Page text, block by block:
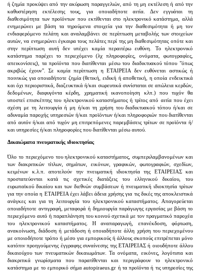
ή ζημία προκύψει από την ακύρωση παραγγελιών, από τη μη εκτέλεση ή από την
καθυστέρηση εκτέλεσης τους, για οποιαδήποτε αιτία. Δεν εγγυάται τη
διαθεσιμότητα των προϊόντων που εκτίθενται στο ηλεκτρονικό κατάστημα, αλλά
ενημερώνει με βάση τα τηρούμενα στοιχεία για την διαθεσιμότητα ή μη τον
ενδιαφερόμενο πελάτη και αναλαμβάνει σε περίπτωση μεταβολής των στοιχείων
αυτών, να ενημερώνει έγκαιρα τους πελάτες περί της μη διαθεσιμότητας οπότε και
στην περίπτωση αυτή δεν υπέχει καμία περαιτέρω ευθύνη. Το ηλεκτρονικό
κατάστημα παρέχει το περιεχόμενο (λχ πληροφορίες, ονόματα, φωτογραφίες,
απεικονίσεις), τα προϊόντα που διατίθενται μέσω του διαδικτυακού τόπου "όπως
ακριβώς έχουν". Σε καμία περίπτωση η ΕΤΑΙΡΕΙΑ δεν ευθύνεται αστικώς ή
ποινικώς για οποιαδήποτε ζημία (θετική, ειδική ή αποθετική, η οποία ενδεικτικά
και όχι περιοριστικά, διαζευκτικά ή/και σωρευτικά συνίσταται σε απώλεια κερδών,
δεδομένων, διαφυγόντα κέρδη, χρηματική ικανοποίηση κλπ.) που τυχόν θα
υποστεί επισκέπτης του ηλεκτρονικού καταστήματος ή τρίτος από αιτία που έχει
σχέση με τη λειτουργία ή μη ή/και τη χρήση του διαδικτυακού τόπου ή/και σε
αδυναμία παροχής υπηρεσιών ή/και προϊόντων ή/και πληροφοριών που διατίθενται
από αυτόν ή/και από τυχόν μη επιτρεπόμενες παρεμβάσεις τρίτων σε προϊόντα ή/
και υπηρεσίες ή/και πληροφορίες που διατίθενται μέσω αυτού.
Δικαιώματα πνευματικής ιδιοκτησίας
Όλο το περιεχόμενο του ηλεκτρονικού καταστήματος, συμπεριλαμβανομένων και
των διακριτικών τίτλων, σημάτων, εικόνων, γραφικών, φωτογραφιών, σχεδίων,
κειμένων κ.λ.π. αποτελούν την πνευματική ιδιοκτησία της ΕΤΑΙΡΕΙΑΣ και
προστατεύονται κατά τις σχετικές διατάξεις του ελληνικού δικαίου, του
ευρωπαϊκού δικαίου και των διεθνών συμβάσεων ή πνευματική ιδιοκτησία τρίτων
για την οποία η ΕΤΑΙΡΕΙΑ έχει λάβει άδεια χρήσης για τις δικές της αποκλειστικά
ανάγκες και για τη λειτουργία του ηλεκτρονικού καταστήματος. Απαγορεύεται
οποιαδήποτε αντιγραφή, μεταφορά ή δημιουργία παράγωγης εργασίας με βάση το
περιεχόμενο αυτό ή παραπλάνηση του κοινού σχετικά με τον πραγματικό παροχέα
του ηλεκτρονικού καταστήματος. Η αναπαραγωγή, επανέκδοση, φόρτωση,
ανακοίνωση, διάδοση ή μετάδοση ή οποιαδήποτε άλλη χρήση του περιεχομένου
με οποιοδήποτε τρόπο ή μέσο για εμπορικούς ή άλλους σκοπούς επιτρέπεται μόνο
κατόπιν προηγούμενης έγγραφης συναίνεσης της ΕΤΑΙΡΕΙΑΣ ή οιουδήποτε άλλου
δικαιούχου των πνευματικών δικαιωμάτων. Τα ονόματα, εικόνες, λογότυπα και
διακριτικά γνωρίσματα που παρατίθενται και περιγράφουν το ηλεκτρονικό
κατάστημα με το εμπορικό σήμα autopiraeus.gr ή τα προϊόντα ή τις υπηρεσίες της